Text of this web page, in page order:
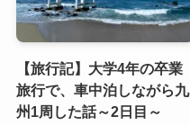
【旅行記】大学4年の卒業
旅行で、車中泊しながら九
州1周した話～2日目～